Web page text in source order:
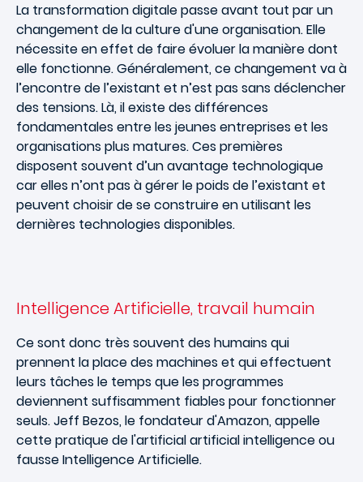
La transformation digitale passe avant tout par un
changement de la culture d'une organisation. Elle
nécessite en effet de faire évoluer la manière dont
elle fonctionne. Généralement, ce changement va à
l’encontre de l’existant et n’est pas sans déclencher
des tensions. Là, il existe des différences
fondamentales entre les jeunes entreprises et les
organisations plus matures. Ces premières
disposent souvent d’un avantage technologique
car elles n’ont pas à gérer le poids de l’existant et
peuvent choisir de se construire en utilisant les
dernières technologies disponibles.
Intelligence Artificielle, travail humain
Ce sont donc très souvent des humains qui
prennent la place des machines et qui effectuent
leurs tâches le temps que les programmes
deviennent suffisamment fiables pour fonctionner
seuls. Jeff Bezos, le fondateur d'Amazon, appelle
cette pratique de l'artificial artificial intelligence ou
fausse Intelligence Artificielle.